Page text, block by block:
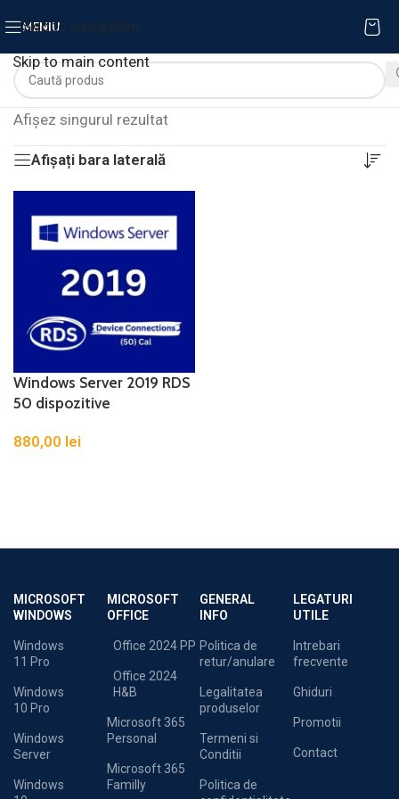
Skip to navigation
Skip to main content
MENIU
Afișez singurul rezultat
Afișați bara laterală
Windows Server 2019 RDS
50 dispozitive
880,00 lei
MICROSOFT
WINDOWS
Windows
11 Pro
Windows
10 Pro
Windows
Server
Windows
MICROSOFT
OFFICE
Office 2024 PP
Office 2024
H&B
Microsoft 365
Personal
Microsoft 365
Familly
GENERAL
INFO
Politica de
retur/anulare
Legalitatea
produselor
Termeni si
Conditii
Politica de
LEGATURI
UTILE
Intrebari
frecvente
Ghiduri
Promotii
Contact